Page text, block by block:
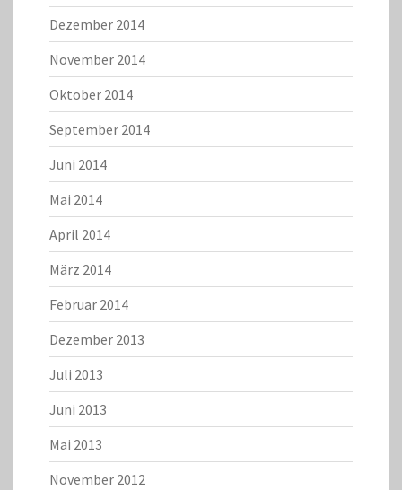
Dezember 2014
November 2014
Oktober 2014
September 2014
Juni 2014
Mai 2014
April 2014
März 2014
Februar 2014
Dezember 2013
Juli 2013
Juni 2013
Mai 2013
November 2012